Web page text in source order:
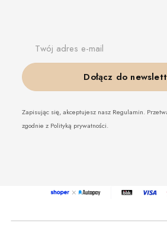
Twój adres e-mail
Dołącz do
Zapisując się, akceptujesz nasz Regulamin.
zgodnie z Polityką prywatności.